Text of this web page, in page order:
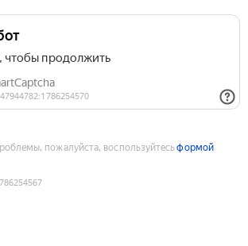
пожалуйста, воспользуйтесьформой